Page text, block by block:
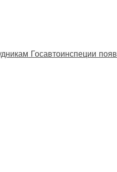
Госавтоинспеции